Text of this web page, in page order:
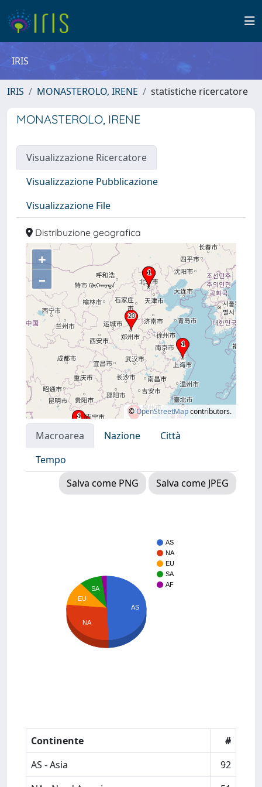
IRIS
IRIS MONASTEROLO, IRENE statistiche ricercatore
MONASTEROLO, IRENE
Visualizzazione Ricercatore
Visualizzazione Pubblicazione
Visualizzazione File
Distribuzione geografica
+
–
©OpenStreetMapcontributors.
Macroarea Nazione
Città
Tempo
Salva come PNG
Salva come JPEG
AS
NA
EU
SA
AF
AS
SA
EU
NA
Continente
#
AS - Asia
92